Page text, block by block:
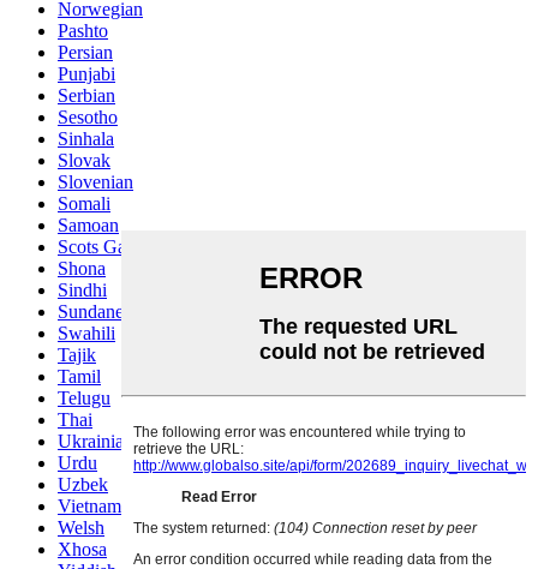
Norwegian
Pashto
Persian
Punjabi
Serbian
Sesotho
Sinhala
Slovak
Slovenian
Somali
Samoan
Scots Gaelic
Shona
Sindhi
Sundanese
Swahili
Tajik
Tamil
Telugu
Thai
Ukrainian
Urdu
Uzbek
Vietnamese
Welsh
Xhosa